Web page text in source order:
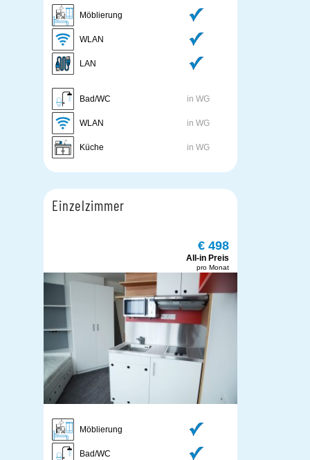
Möblierung
WLAN
LAN
Bad/WC in WG
WLAN in WG
Küche in WG
Einzelzimmer
€ 498
All-in Preis
pro Monat
Möblierung
Bad/WC